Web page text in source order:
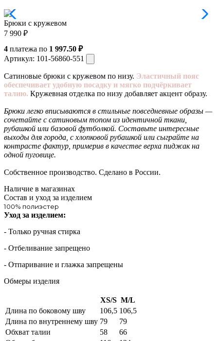
Брюки с кружевом
7 990 ₽
4 платежа по 1 997.50 ₽
Артикул: 101-56860-551
Сатиновые брюки с кружевом по низу. Эластичный пояс
обеспечивает удобную посадку и мягко подчёркивает
талию. Кружевная отделка по низу добавляет акцент образу.
Брюки легко вписываются в стильные повседневные образы —
сочетайте с сатиновым топом из идентичной ткани,
рубашкой или базовой футболкой. Составьте интересные
выходы для города, с хлопковой рубашкой или сыграйте на
контрасте фактур, примерив в качестве верха пиджак на
одной пуговице.
Собственное производство. Сделано в России.
Наличие в магазинах
Состав и уход за изделием
100% полиэстер
Уход за изделием:
- Только ручная стирка
- Отбеливание запрещено
- Отпаривание и глажка запрещены
Обмеры изделия
XS/S M/L
Длина по боковому шву
106,5 106,5
Длина по внутреннему шву 79
79
Обхват талии
58
66